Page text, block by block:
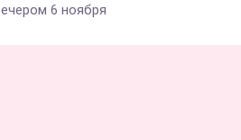
6 ноября